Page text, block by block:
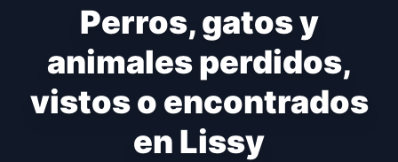
Perros, gatos y
animales perdidos,
vistos o encontrados
en Lissy